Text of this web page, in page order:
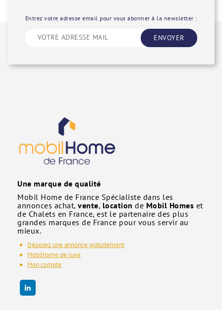
Entrez votre adresse email pour vous abonner à la newsletter :
ENVOYER
Une marque de qualité
Mobil Home de France Spécialiste dans les
annonces achat, vente, location de Mobil Homes et
de Chalets en France, est le partenaire des plus
grandes marques de France pour vous servir au
mieux.
Déposez une annonce gratuitement
Mobilhome de luxe
Mon compte